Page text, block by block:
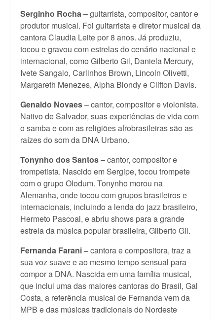
Serginho Rocha –guitarrista, compositor, cantor e
produtor musical. Foi guitarrista e diretor musical da
cantora Claudia Leite por 8 anos. Já produziu,
tocou e gravou com estrelas do cenário nacional e
internacional, como Gilberto Gil, Daniela Mercury,
Ivete Sangalo, Carlinhos Brown, Lincoln Olivetti,
Margareth Menezes, Alpha Blondy e Clifton Davis.
Genaldo Novaes– cantor, compositor e violonista.
Nativo de Salvador, suas experiências de vida com
o samba e com as religiões afrobrasileiras são as
raízes do som da DNA Urbano.
Tonynho dos Santos– cantor, compositor e
trompetista. Nascido em Sergipe, tocou trompete
com o grupo Olodum. Tonynho morou na
Alemanha, onde tocou com grupos brasileiros e
internacionais, incluindo a lenda do jazz brasileiro,
Hermeto Pascoal, e abriu shows para a grande
estrela da música popular brasileira, Gilberto Gil.
Fernanda Farani –cantora e compositora, traz a
sua voz suave e ao mesmo tempo sensual para
compor a DNA. Nascida em uma família musical,
que inclui uma das maiores cantoras do Brasil, Gal
Costa, a referência musical de Fernanda vem da
MPB e das músicas tradicionais do Nordeste